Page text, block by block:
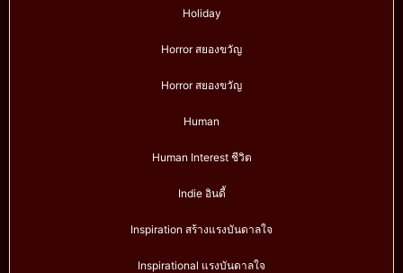
Holiday
Horror สยองขวัญ
Horror สยองขวัญ
Human
Human Interest ชีวิต
Indie อินดี้
Inspiration สร้างแรงบันดาลใจ
Inspirational แรงบันดาลใจ